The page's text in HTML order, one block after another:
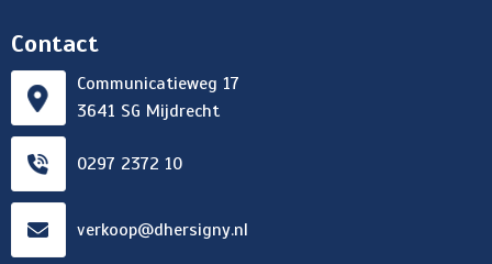
Contact
Communicatieweg 17
3641 SG Mijdrecht
0297 2372 10
verkoop@dhersigny.nl